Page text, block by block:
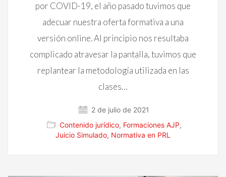
por COVID-19, el año pasado tuvimos que
adecuar nuestra oferta formativa a una
versión online. Al principio nos resultaba
complicado atravesar la pantalla, tuvimos que
replantear la metodología utilizada en las
clases…
2 de julio de 2021
Contenido jurídico, Formaciones AJP,
Juicio Simulado, Normativa en PRL